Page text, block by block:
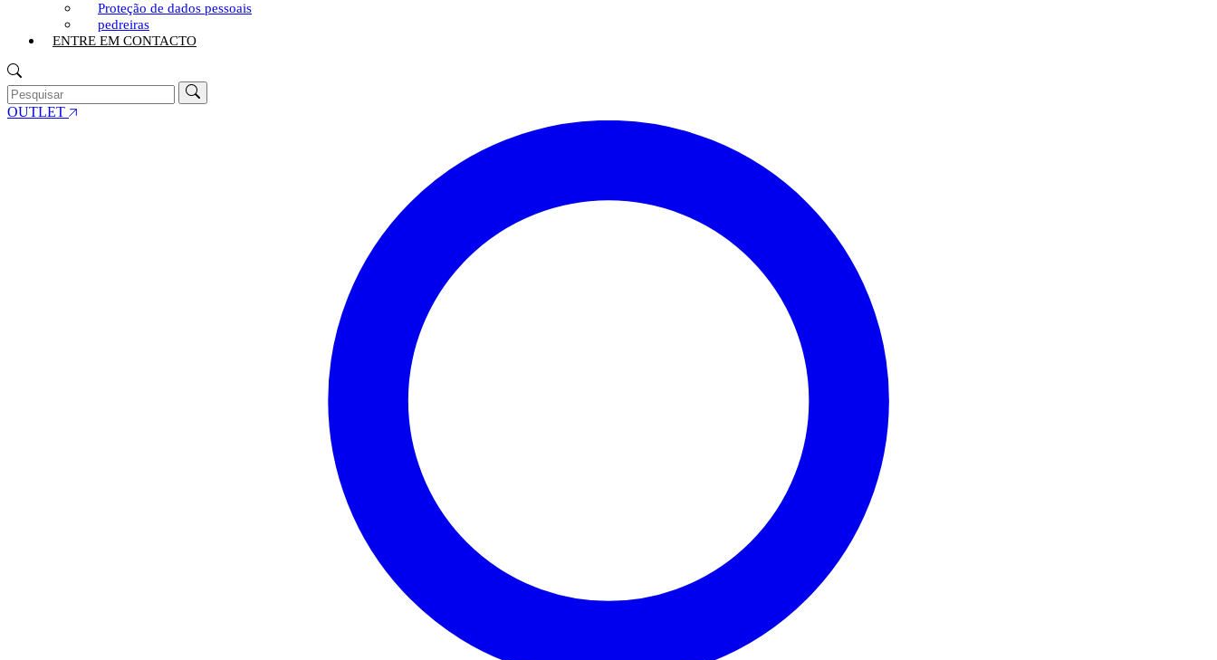
Proteção de dados pessoais
pedreiras
ENTRE EM CONTACTO
OUTLET